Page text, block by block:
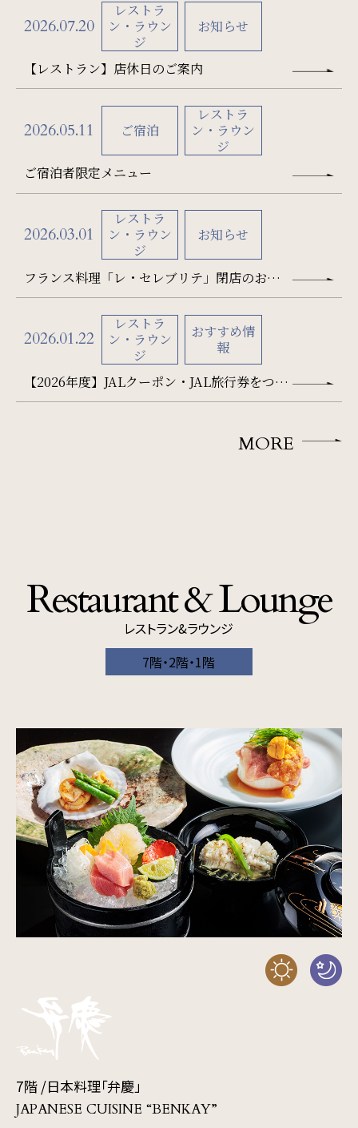
Contact
お問い合わせ
サイトマップ 会社概要
フロアガイド プレスリリース
個人情報保護方針
ソーシャルメディアポリシー
2026.07.20
レストラ
ン・ラウン
ジ
お知らせ
【レストラン】店休日のご案内
2026.05.11 ご宿泊
レストラ
ン・ラウン
ジ
ご宿泊者限定メニュー
2026.03.01
レストラ
ン・ラウン
ジ
お知らせ
フランス料理「レ・セレブリテ」閉店のお知
らせ
2026.01.22
レストラ
ン・ラウン
ジ
おすすめ情
報
【2026年度】JALクーポン・JAL旅行券をつか
っておトクなランチ＆ディナー
MORE
Restaurant& Lounge
レストラン&ラウンジ
7階・2階・1階
7階 /日本料理「弁慶」
JAPANESE CUISINE “BENKAY”